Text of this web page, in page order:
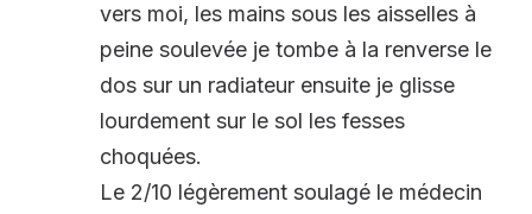
vers moi, les mains sous les aisselles à
peine soulevée je tombe à la renverse le
dos sur un radiateur ensuite je glisse
lourdement sur le sol les fesses
choquées.
Le 2/10 légèrement soulagé le médecin